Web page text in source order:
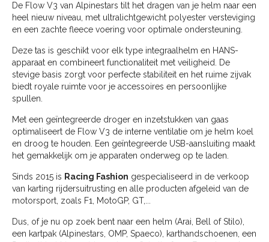
De Flow V3 van Alpinestars tilt het dragen van je helm naar een
heel nieuw niveau, met ultralichtgewicht polyester versteviging
en een zachte fleece voering voor optimale ondersteuning.
Deze tas is geschikt voor elk type integraalhelm en HANS-
apparaat en combineert functionaliteit met veiligheid. De
stevige basis zorgt voor perfecte stabiliteit en het ruime zijvak
biedt royale ruimte voor je accessoires en persoonlijke
spullen.
Met een geïntegreerde droger en inzetstukken van gaas
optimaliseert de Flow V3 de interne ventilatie om je helm koel
en droog te houden. Een geïntegreerde USB-aansluiting maakt
het gemakkelijk om je apparaten onderweg op te laden.
Sinds 2015 is Racing Fashion gespecialiseerd in de verkoop
van karting rijdersuitrusting en alle producten afgeleid van de
motorsport, zoals F1, MotoGP, GT,...
Dus, of je nu op zoek bent naar een helm (Arai, Bell of Stilo),
een kartpak (Alpinestars, OMP, Spaeco), karthandschoenen, een